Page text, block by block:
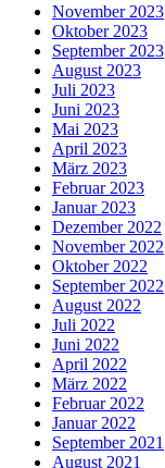
November 2023
Oktober 2023
September 2023
August 2023
Juli 2023
Juni 2023
Mai 2023
April 2023
März 2023
Februar 2023
Januar 2023
Dezember 2022
November 2022
Oktober 2022
September 2022
August 2022
Juli 2022
Juni 2022
April 2022
März 2022
Februar 2022
Januar 2022
September 2021
August 2021